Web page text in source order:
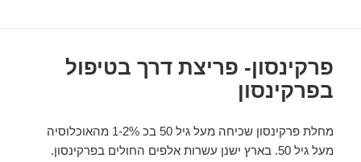
פרקינסון- פריצת דרך בטיפול
בפרקינסון
מחלת פרקינסון שכיחה מעל גיל 50 בכ 1-2% מהאוכלוסיה
מעל גיל 50. בארץ ישנן עשרות אלפים החולים בפרקינסון.